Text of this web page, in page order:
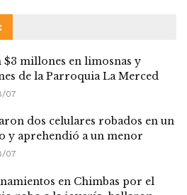
$3 millones en limosnas y
de la Parroquia La Merced
07
dos celulares robados en un
y aprehendió a un menor
07
en Chimbas por el